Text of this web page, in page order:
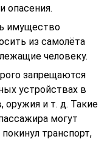
опасения.
имущество
из самолёта
человеку.
запрещаются
устройствах в
оружия и т. д. Такие
могут
транспорт,